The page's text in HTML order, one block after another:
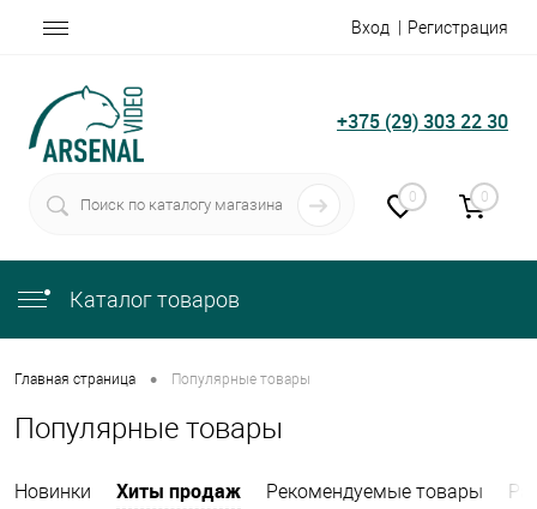
Вход Регистрация
+375 (29) 303 22 30
0 0
Каталог товаров
Главная страница • Популярные товары
Популярные товары
Новинки Хиты продаж Рекомендуемые товары